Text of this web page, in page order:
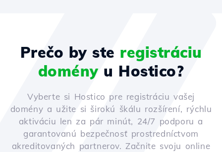
Prečo by ste registráciu
doményu Hostico?
Vyberte si Hostico pre registráciu vašej
domény a užite si širokú škálu rozšírení, rýchlu
aktiváciu len za pár minút, 24/7 podporu a
garantovanú bezpečnosť prostredníctvom
akreditovaných partnerov. Začnite svoju online